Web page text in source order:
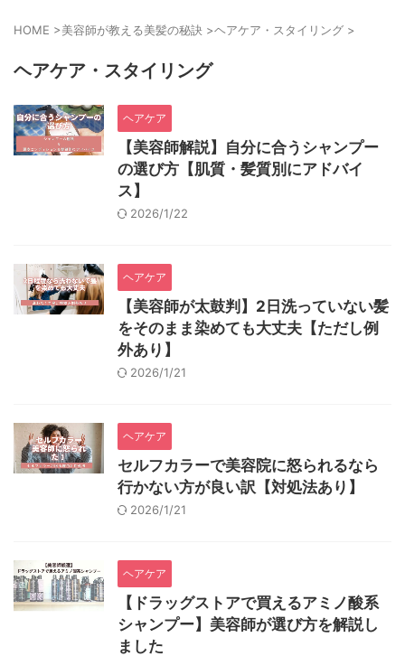
HOME >美容師が教える美髪の秘訣 >ヘアケア・スタイリング >
ヘアケア・スタイリング
ヘアケア
【美容師解説】自分に合うシャンプー
の選び方【肌質・髪質別にアドバイ
ス】
2026/1/22
ヘアケア
【美容師が太鼓判】2日洗っていない髪
をそのまま染めても大丈夫【ただし例
外あり】
2026/1/21
ヘアケア
セルフカラーで美容院に怒られるなら
行かない方が良い訳【対処法あり】
2026/1/21
ヘアケア
【ドラッグストアで買えるアミノ酸系
シャンプー】美容師が選び方を解説し
ました